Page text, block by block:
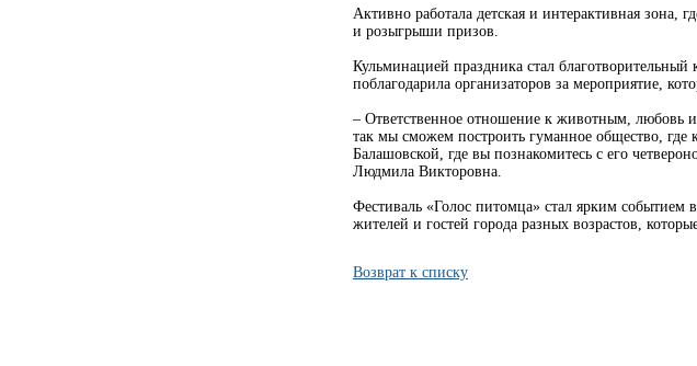
Активно работала детская и интерактивная
и розыгрыши призов.
Кульминацией праздника стал
поблагодарила организаторов за мероприятие,
– Ответственное отношение к животным,
так мы сможем построить гуманное общество,
Балашовской, где вы познакомитесь с его
Людмила Викторовна.
Фестиваль «Голос питомца» стал ярким
жителей и гостей города разных возрастов,
Возврат к списку